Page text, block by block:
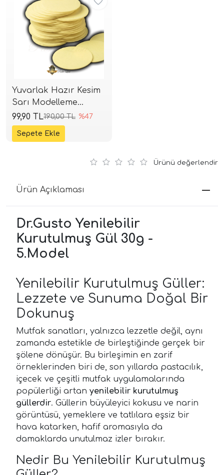
Yuvarlak Hazır Kesim
Sarı Modelleme
Kağıdı 5 cm (75 Adet)
190,00 TL %47
99,90 TL
Ürünü değerlendir
Ürün Açıklaması
Dr.Gusto Yenilebilir
Kurutulmuş Gül 30g -
5.Model
Yenilebilir Kurutulmuş Güller:
Lezzete ve Sunuma Doğal Bir
Dokunuş
Mutfak sanatları, yalnızca lezzetle değil, aynı
zamanda estetikle de birleştiğinde gerçek bir
şölene dönüşür. Bu birleşimin en zarif
örneklerinden biri de, son yıllarda pastacılık,
içecek ve çeşitli mutfak uygulamalarında
popülerliği artan yenilebilir kurutulmuş
güllerdir. Güllerin büyüleyici kokusu ve narin
görüntüsü, yemeklere ve tatlılara eşsiz bir
hava katarken, hafif aromasıyla da
damaklarda unutulmaz izler bırakır.
Nedir Bu Yenilebilir Kurutulmuş